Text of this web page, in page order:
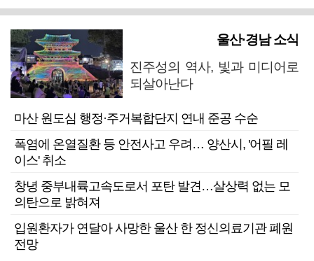
울산·경남 소식
진주성의 역사, 빛과 미디어로
되살아난다
마산 원도심 행정·주거복합단지 연내 준공 수순
폭염에 온열질환 등 안전사고 우려… 양산시, '어필 레
이스' 취소
창녕 중부내륙고속도로서 포탄 발견…살상력 없는 모
의탄으로 밝혀져
입원환자가 연달아 사망한 울산 한 정신의료기관 폐원
전망